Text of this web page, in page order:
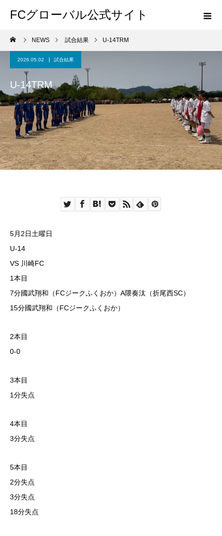
FCグローバル公式サイト
NEWS 試合結果 U-14TRM
2026.05.02 試合結果
U-14TRM
5月2日土曜日
U-14
VS 川崎FC
1本目
7分國武翔和（FCジークふくおか）A隈奏汰（折尾西SC）
15分國武翔和（FCジークふくおか）
2本目
0-0
3本目
1分失点
4本目
3分失点
5本目
2分失点
3分失点
18分失点